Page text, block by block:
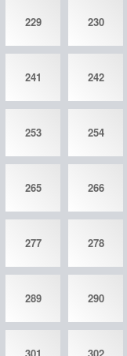
229 230
241 242
253 254
265 266
277 278
289 290